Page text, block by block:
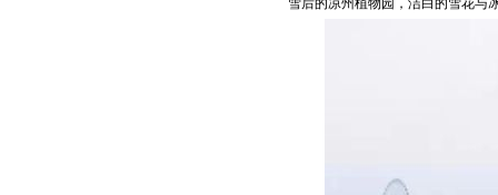
雪后的凉州植物园，洁白的雪花与